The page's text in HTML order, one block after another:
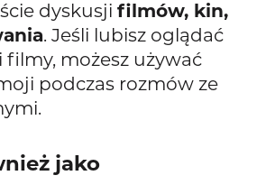
dyskusjifilmów, kin,
. Jeśli lubisz oglądać
filmy, możesz używać
podczas rozmów ze
jako